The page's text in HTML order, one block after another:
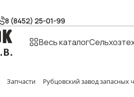
8 (8452) 25-01-99
Весь каталог
Запчасти Рубцовский завод запасных